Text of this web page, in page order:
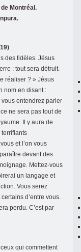
Montréal.
des fidèles. Jésus
: tout sera détruit.
réaliser ? » Jésus
nom en disant :
vous entendrez parler
ne sera pas tout de
Il y aura de
terrifiants
et l’on vous
devant des
Mettez-vous
un langage et
Vous serez
d’entre vous.
perdu. C’est par
qui commettent